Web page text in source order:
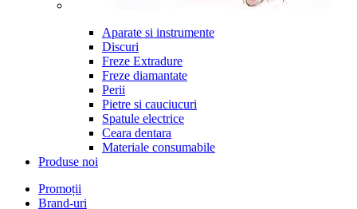
Aparate si instrumente
Discuri
Freze Extradure
Freze diamantate
Perii
Pietre si cauciucuri
Spatule electrice
Ceara dentara
Materiale consumabile
Produse noi
Promoții
Brand-uri